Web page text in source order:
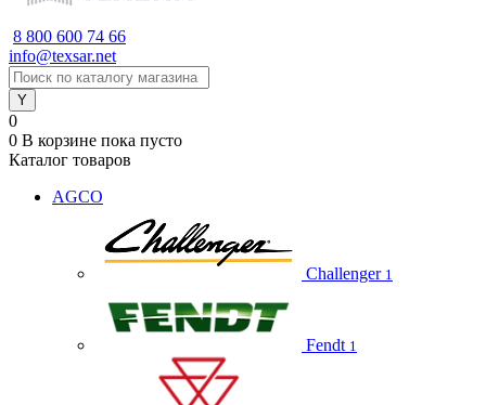
8 800 600 74 66
info@texsar.net
0
0 В корзине пока пусто
Каталог товаров
AGCO
Challenger 1
Fendt 1